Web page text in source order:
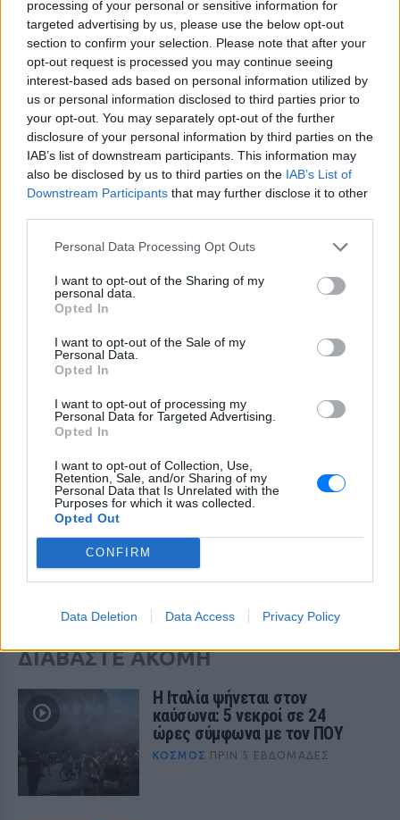
processing of your personal or sensitive information for
targeted advertising by us, please use the below opt-out
section to confirm your selection. Please note that after your
opt-out request is processed you may continue seeing
interest-based ads based on personal information utilized by
us or personal information disclosed to third parties prior to
your opt-out. You may separately opt-out of the further
disclosure of your personal information by third parties on the
IAB’s list of downstream participants. This information may
also be disclosed by us to third parties on the IAB’s List of
Downstream Participants that may further disclose it to other
Personal Data Processing Opt Outs
I want to opt-out of the Sharing of my
personal data.
Opted In
I want to opt-out of the Sale of my
Personal Data.
Opted In
I want to opt-out of processing my
Personal Data for Targeted Advertising.
Opted In
I want to opt-out of Collection, Use,
Retention, Sale, and/or Sharing of my
Personal Data that Is Unrelated with the
Purposes for which it was collected.
Opted Out
CONFIRM
Data Deletion Data Access Privacy Policy
και τηνΙταλία.
Ο καύσωνας αυτόςεξαπλώθηκε από την Ιβηρική
Χερσόνησο έως την Ουκρανία, περνώντας από τα
Βαλκάνια και τη Γερμανία.
Στην Ισπανία, σε μια περιοχή γύρω από την πόλη
Λέριδα (Καταλονία), οι 35 βαθμοί Κελσίου
ξεπεράστηκαν τουλάχιστον για 16 συνεχείς
, σύμφωνα με ανάλυση του Γαλλικού
παρατηρητηρίου.
Ευρύτερα,οι μέγιστες ημερήσιες θερμοκρασίες
ξεπέρασαν τους 35°C τουλάχιστον 10 φορές στη
διάρκεια του καύσωνα για σχεδόν 50 εκατ.
κατοίκους στην Ευρώπη: 18 εκατ. στην κεντρική
στη βορειοανατολική και νοτιοδυτική Ισπανία και
12 εκατ. στη βόρεια Ιταλία, κυρίως στην κοιλάδα
Απόλυτα ρεκόρ θερμοκρασιών καταρρίφθηκαν στη
Γερμανία, την Πολωνία, τη Σλοβακία, την Τσεχία
και την Ουγγαρία, και για τον μήνα Ιούνιο στο
Ηνωμένο Βασίλειο και την Ελβετία
ΔΙΑΒΑΣΤΕ ΑΚΟΜΗ
Η Ιταλία ψήνεται στον
καύσωνα: 5 νεκροί σε 24
ώρες σύμφωνα με τον ΠΟΥ
ΚΌΣΜΟΣ ΠΡΙΝ 5 ΕΒΔΟΜΆΔΕΣ